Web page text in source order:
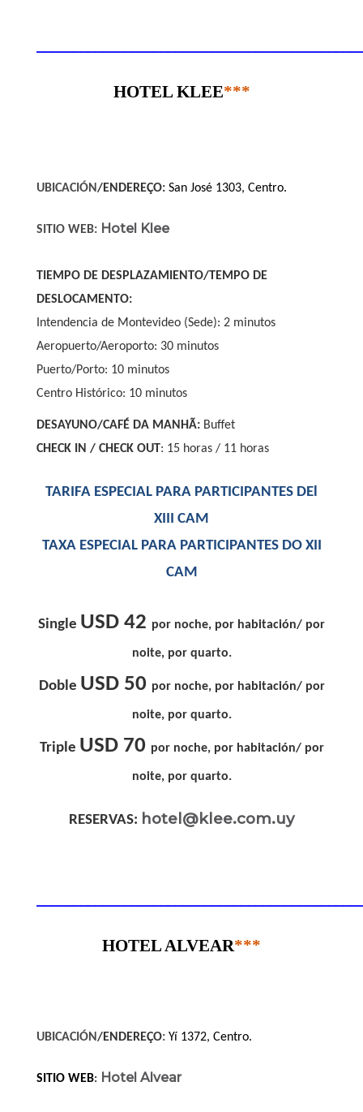
HOTEL KLEE***
UBICACIÓN/ENDEREÇO: San José 1303, Centro.
SITIO WEB: Hotel Klee
TIEMPO DE DESPLAZAMIENTO/TEMPO DE
DESLOCAMENTO:
Intendencia de Montevideo (Sede): 2 minutos
Aeropuerto/Aeroporto: 30 minutos
Puerto/Porto: 10 minutos
Centro Histórico: 10 minutos
DESAYUNO/CAFÉ DA MANHÃ: Buffet
CHECK IN / CHECK OUT: 15 horas / 11 horas
TARIFA ESPECIAL PARA PARTICIPANTES DEl
XIII CAM
TAXA ESPECIAL PARA PARTICIPANTES DO XII
CAM
Single USD 42 por noche, por habitación/ por
noite, por quarto.
Doble USD 50 por noche, por habitación/ por
noite, por quarto.
Triple USD 70 por noche, por habitación/ por
noite, por quarto.
RESERVAS: hotel@klee.com.uy
HOTEL ALVEAR***
UBICACIÓN/ENDEREÇO: Yí 1372, Centro.
SITIO WEB: Hotel Alvear